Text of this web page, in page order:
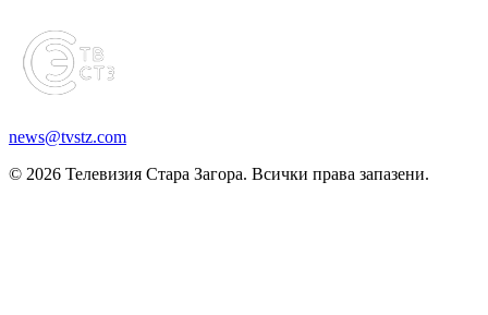
news@tvstz.com
© 2026 Телевизия Стара Загора. Всички права запазени.